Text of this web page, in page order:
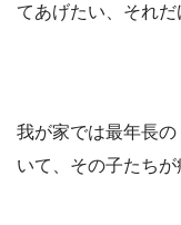
てあげたい、それだ
我が家では最年長
いて、その子たち